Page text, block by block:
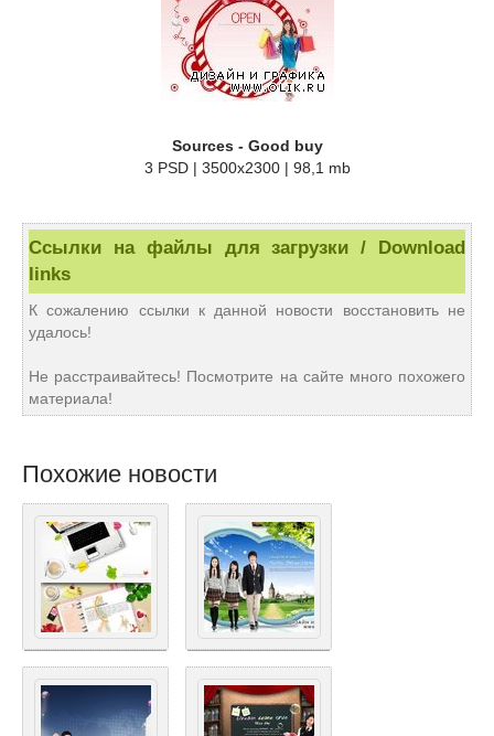
Sources - Good buy
3 PSD | 3500x2300 | 98,1 mb
Ссылки на файлы для загрузки / Download
links
К сожалению ссылки к данной новости восстановить не
удалось!
Не расстраивайтесь! Посмотрите на сайте много похожего
материала!
Похожие новости